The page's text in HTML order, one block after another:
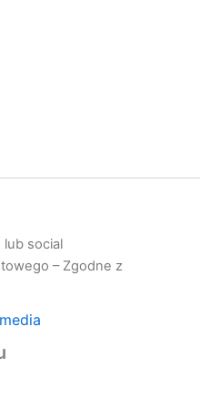
social
– Zgodne z